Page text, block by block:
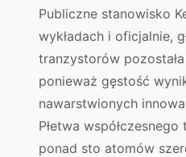
Publiczne stanowisko
wykładach i oficjalnie,
tranzystorów
ponieważ gęstość
nawarstwionych
Płetwa
ponad sto atomów